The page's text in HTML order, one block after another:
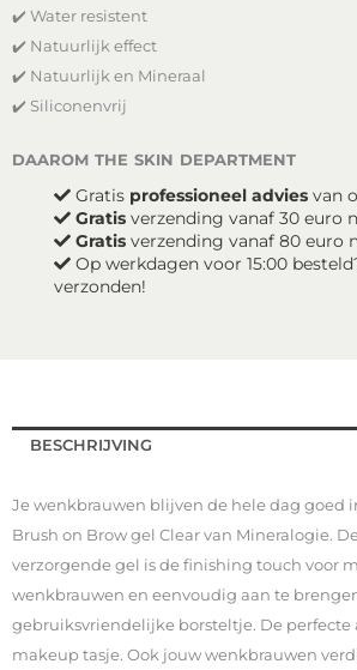
aantal
✔️ Water resistent
✔️ Natuurlijk effect
✔️ Natuurlijk en Mineraal
✔️ Siliconenvrij
daarom the skin department
Gratis professioneel advies van
Gratis verzending vanaf 30 euro
Gratis verzending vanaf 80 euro
Op werkdagen voor 15:00
verzonden!
BESCHRIJVING
Je wenkbrauwen blijven de hele dag goed
Brush on Brow gel Clear van Mineralogie.
verzorgende gel is de finishing touch voor
wenkbrauwen en eenvoudig aan te
gebruiksvriendelijke borsteltje. De perfecte
makeup tasje. Ook jouw wenkbrauwen